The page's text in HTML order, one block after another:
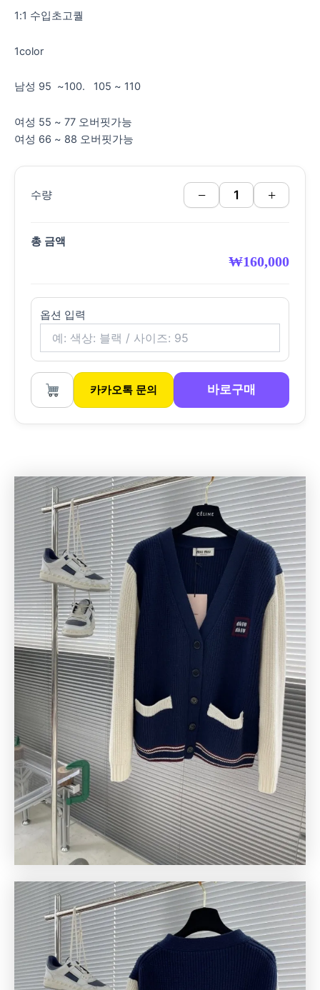
1:1 수입초고퀄
1color
남성 95 ~100. 105 ~ 110
여성 55 ~ 77 오버핏가능
여성 66 ~ 88 오버핏가능
수량 − +
총 금액
₩160,000
옵션 입력
카카오톡 문의 바로구매